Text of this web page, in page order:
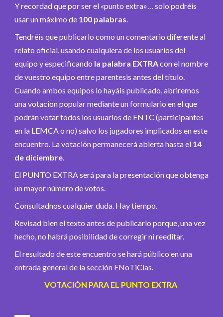
Y recordad que por ser el «punto extra»… solo podréis
usar un máximo de 100 palabras
Tendréis que publicarlo como un comentario diferente al
relato oficial, usando cualquiera de los usuarios del
equipo y especificando la palabra EXTRAcon el nombre
de vuestro equipo entre parentesis antes del título.
Cuando ambos equipos lo hayáis publicado, abriremos
una votacion popular mediante un formulario en el que
podrán votar todos los usuarios de ENTC (participantes
en la LEMCA o no) salvo los jugadores implicados en este
encuentro. La votación permanecerá abierta hasta el 14
de diciembre
El PUNTO EXTRA será para la presentación que obtenga
un mayor número de votos.
Consultadnos cualquier duda. Hay tiempo.
Revisad bien el texto antes de publicarlo porque, una vez
hecho, no habrá posibilidad de corregir ni reeditar.
El resultado de este encuentro se hará público en una
entrada general de la sección ENoTiCias.
VOTACIÓN PARA EL PUNTO EXTRA